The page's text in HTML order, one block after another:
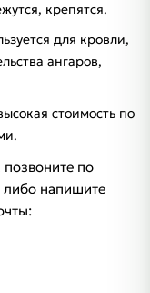
крепятся.
для кровли,
ангаров,
стоимость по
по
напишите